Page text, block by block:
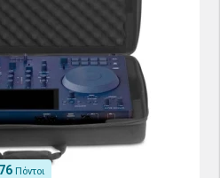
76 Πόντοι